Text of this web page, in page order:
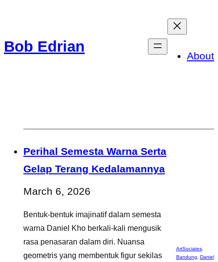
content
Bob Edrian
About
Perihal Semesta Warna Serta
Gelap Terang Kedalamannya
March 6, 2026
Bentuk-bentuk imajinatif dalam semesta
warna Daniel Kho berkali-kali mengusik
rasa penasaran dalam diri. Nuansa
geometris yang membentuk figur sekilas
ArtSociates,
Bandung
Daniel